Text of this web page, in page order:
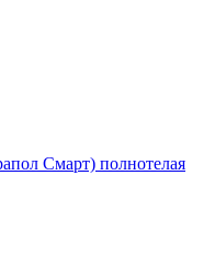
Смарт) полнотелая